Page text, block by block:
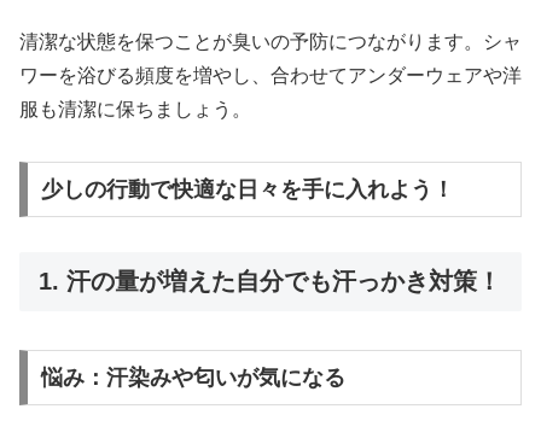
清潔な状態を保つことが臭いの予防につながります。シャ
ワーを浴びる頻度を増やし、合わせてアンダーウェアや洋
服も清潔に保ちましょう。
少しの行動で快適な日々を手に入れよう！
1. 汗の量が増えた自分でも汗っかき対策！
悩み：汗染みや匂いが気になる